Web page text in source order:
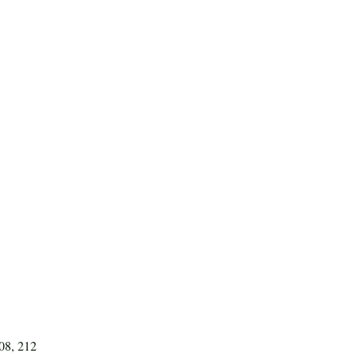
212